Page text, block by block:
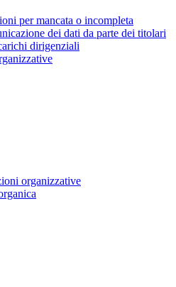
per mancata o incompleta
dei dati da parte dei titolari
dirigenziali
organizzative